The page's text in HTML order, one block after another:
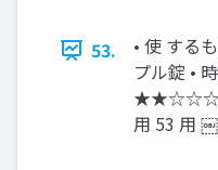
53.
• 使 する
プル錠 •
★★☆☆☆
用 53 用